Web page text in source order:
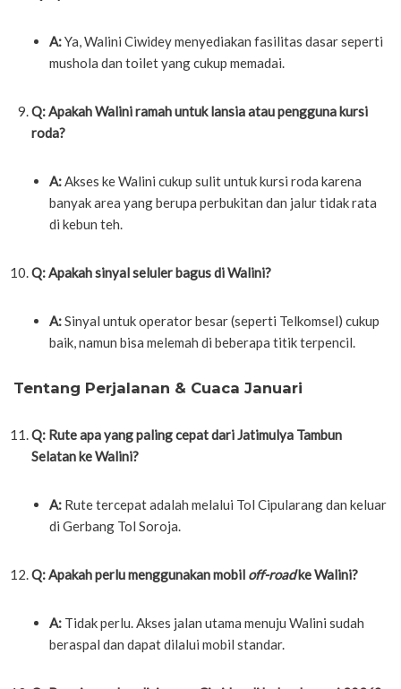
A:Ya, Walini Ciwidey menyediakan fasilitas dasar seperti
mushola dan toilet yang cukup memadai.
Q: Apakah Walini ramah untuk lansia atau pengguna kursi
roda?
A:Akses ke Walini cukup sulit untuk kursi roda karena
banyak area yang berupa perbukitan dan jalur tidak rata
di kebun teh.
Q: Apakah sinyal seluler bagus di Walini?
A:Sinyal untuk operator besar (seperti Telkomsel) cukup
baik, namun bisa melemah di beberapa titik terpencil.
Tentang Perjalanan & Cuaca Januari
Q: Rute apa yang paling cepat dari Jatimulya Tambun
Selatan ke Walini?
A: Rute tercepat adalah melalui Tol Cipularang dan keluar
di Gerbang Tol Soroja.
Q: Apakah perlu menggunakan mobil off-roadke Walini?
A: Tidak perlu. Akses jalan utama menuju Walini sudah
beraspal dan dapat dilalui mobil standar.